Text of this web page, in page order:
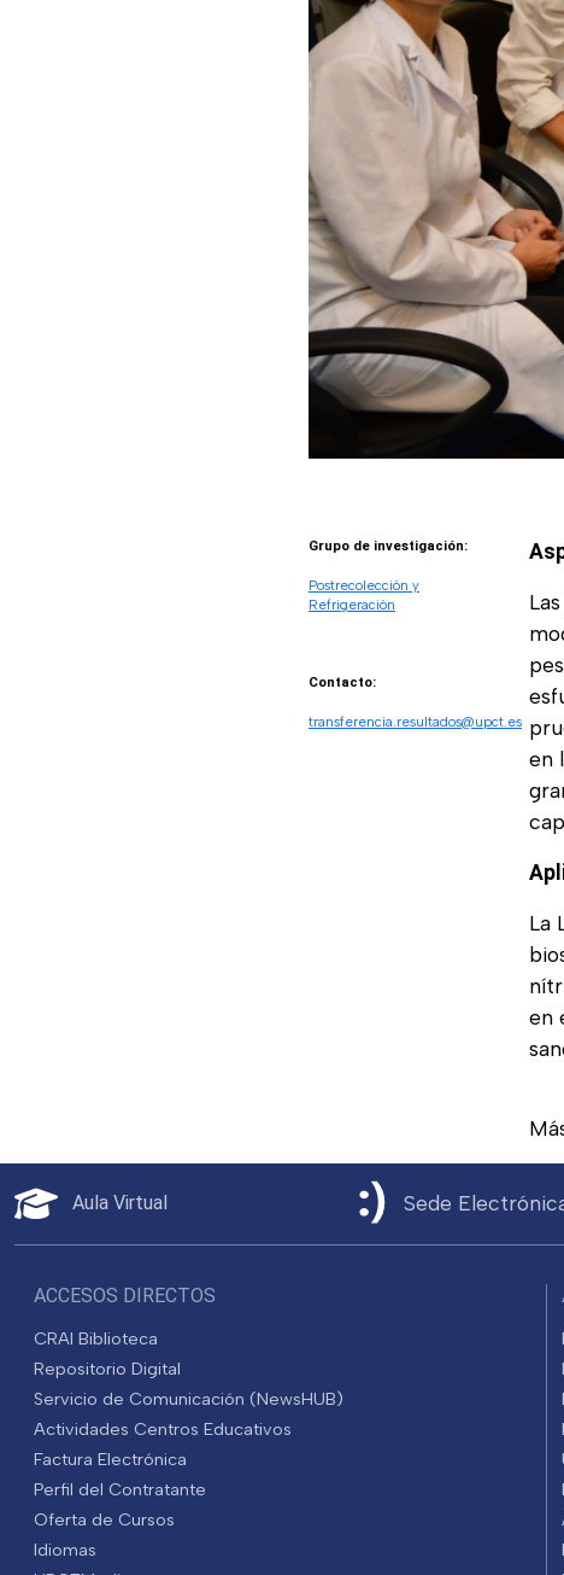
Grupo de investigación:
Postrecolección y
Refrigeración
Contacto:
transferencia.resultados@upct.es
en
La
en
Aula Virtual Sede
ACCESOS DIRECTOS
CRAI Biblioteca
Repositorio Digital
Servicio de Comunicación (NewsHUB)
Actividades Centros Educativos
Factura Electrónica
Perfil del Contratante
Oferta de Cursos
Idiomas